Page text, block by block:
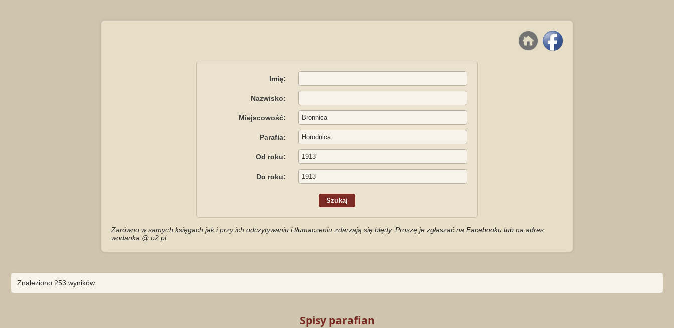
Imię:
Nazwisko:
Miejscowość:
Parafia:
Od roku:
Do roku:
Zarówno w samych księgach jak i przy ich odczytywaniu i tłumaczeniu zdarzają się błędy. Proszę je zgłaszać na Facebooku lub na adres
wodanka @ o2.pl
Znaleziono 253 wyników.
Spisy parafian